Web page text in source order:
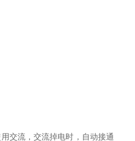
交流，交流掉电时，自动接通